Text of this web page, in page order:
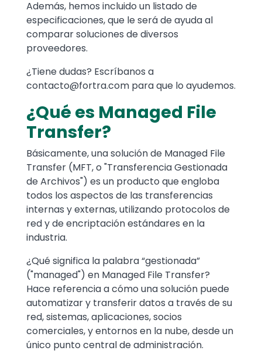
Además, hemos incluido un listado de
especificaciones, que le será de ayuda al
comparar soluciones de diversos
proveedores.
¿Tiene dudas? Escríbanos a
contacto@fortra.com para que lo ayudemos.
¿Qué es Managed File
Transfer?
Básicamente, una solución de Managed File
Transfer (MFT, o "Transferencia Gestionada
de Archivos") es un producto que engloba
todos los aspectos de las transferencias
internas y externas, utilizando protocolos de
red y de encriptación estándares en la
industria.
¿Qué significa la palabra “gestionada”
("managed") en Managed File Transfer?
Hace referencia a cómo una solución puede
automatizar y transferir datos a través de su
red, sistemas, aplicaciones, socios
comerciales, y entornos en la nube, desde un
único punto central de administración.